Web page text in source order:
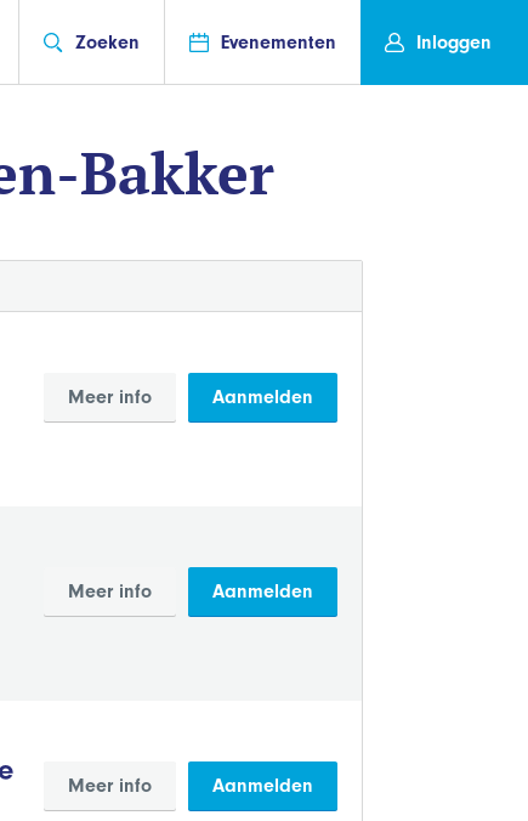
Zoeken Evenementen Inloggen
Bakker
Meer info Aanmelden
Meer info Aanmelden
Meer info Aanmelden